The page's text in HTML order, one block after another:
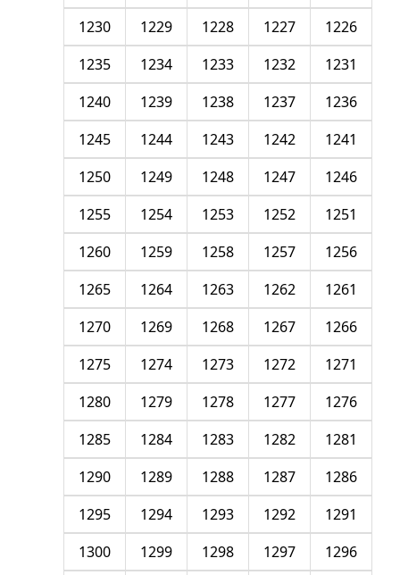
1226
1227
1228
1229
1230
1231
1232
1233
1234
1235
1236
1237
1238
1239
1240
1241
1242
1243
1244
1245
1246
1247
1248
1249
1250
1251
1252
1253
1254
1255
1256
1257
1258
1259
1260
1261
1262
1263
1264
1265
1266
1267
1268
1269
1270
1271
1272
1273
1274
1275
1276
1277
1278
1279
1280
1281
1282
1283
1284
1285
1286
1287
1288
1289
1290
1291
1292
1293
1294
1295
1296
1297
1298
1299
1300